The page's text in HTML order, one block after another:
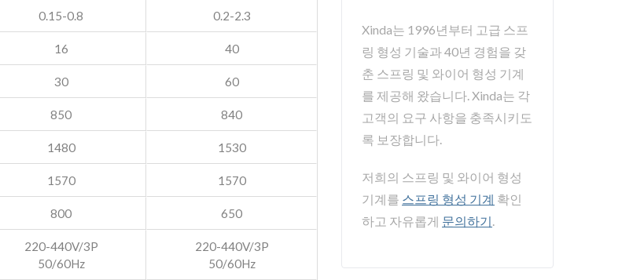
0.15-0.8 0.2-2.3
16 40
30 60
850 840
1480 1530
1570 1570
800 650
220-440V/3P
50/60Hz
220-440V/3P
50/60Hz
Xinda는 1996년부터 고급 스프
링 형성 기술과 40년 경험을 갖
춘 스프링 및 와이어 형성 기계
를 제공해 왔습니다. Xinda는 각
고객의 요구 사항을 충족시키도
록 보장합니다.
저희의 스프링 및 와이어 형성
기계를 스프링 형성 기계 확인
하고 자유롭게 문의하기.